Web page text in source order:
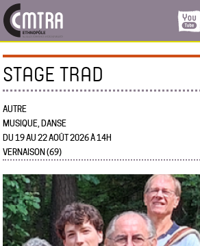
STAGE TRAD
AUTRE
MUSIQUE, DANSE
DU 19 AU 22 AOÛT 2026 À 14H
VERNAISON (69)